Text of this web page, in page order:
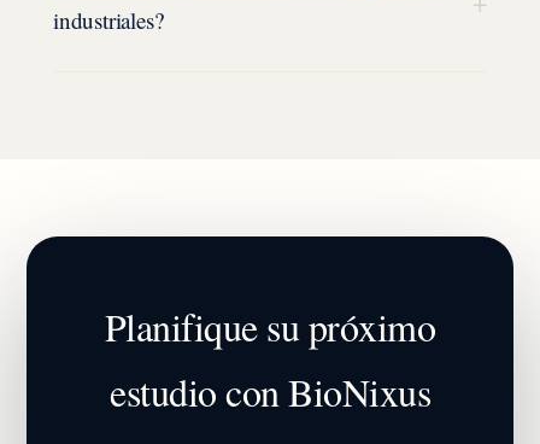
industriales?
Planifique su próximo
estudio con BioNixus